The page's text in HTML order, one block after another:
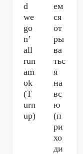
d
we
go
n’
all
run
am
ok
(T
urn
up)
ем
ся
от
ры
ва
тьс
я
на
вс
ю
(п
ри
хо
ди